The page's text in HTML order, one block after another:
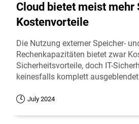
Cloud bietet meist mehr
Kostenvorteile
Die Nutzung externer Speicher-
Rechenkapazitäten bietet zwar
Sicherheitsvorteile, doch IT-
keinesfalls komplett
July 2024